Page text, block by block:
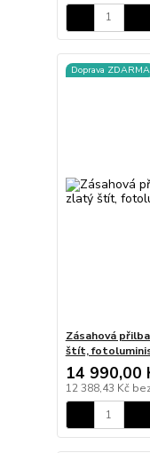
Doprava ZDARMA
Zásahová
štít,
14 990,00
12 388,43 Kč